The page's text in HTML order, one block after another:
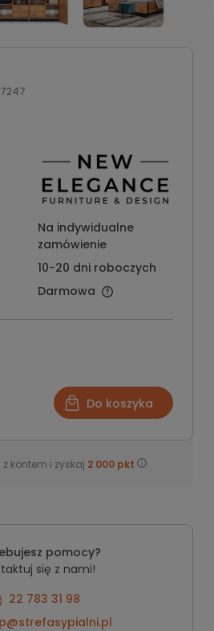
Na indywidualne
zamówienie
10-20 dni roboczych
Darmowa
Do koszyka
kontem i zyskaj 2 000 pkt
pomocy?
się z nami!
22 783 31 98